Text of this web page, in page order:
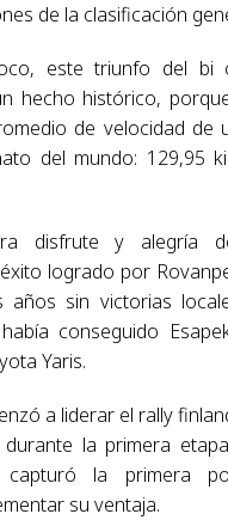
de la clasificación
este triunfo del bi
hecho histórico,
de velocidad de
del mundo: 129,95
disfrute y alegría
logrado por
años sin victorias
conseguido
Yaris.
a liderar el rally
la primera
la primera
su ventaja.